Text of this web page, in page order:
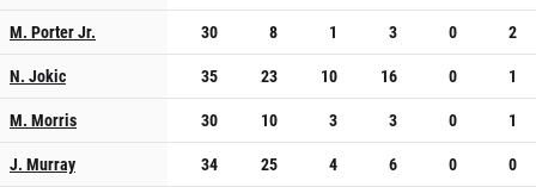
M. Porter Jr.
30 8 1 3 0
2
N. Jokic
35 23 10 16 0
1
M. Morris
30 10 3 3 0
1
J. Murray
34 25 4 6 0
0